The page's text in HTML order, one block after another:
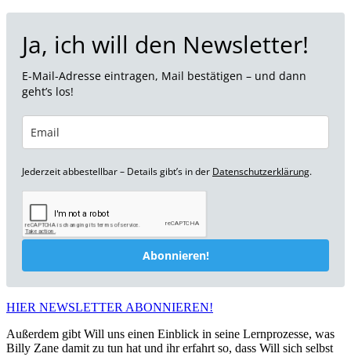
Ja, ich will den Newsletter!
E-Mail-Adresse eintragen, Mail bestätigen – und dann
geht’s los!
Jederzeit abbestellbar – Details gibt’s in der Datenschutzerklärung.
Abonnieren!
HIER NEWSLETTER ABONNIEREN!
Außerdem gibt Will uns einen Einblick in seine Lernprozesse, was
Billy Zane damit zu tun hat und ihr erfahrt so, dass Will sich selbst